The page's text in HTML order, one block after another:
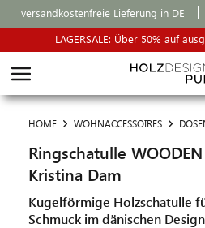
versandkostenfreie Lieferung in DE
LAGERSALE: Über 50% auf
HOME WOHNACCESSOIRES
Ringschatulle WOODEN
Kristina Dam
Kugelförmige Holzschatulle
Schmuck im dänischen Design